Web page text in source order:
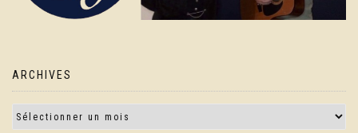
ARCHIVES